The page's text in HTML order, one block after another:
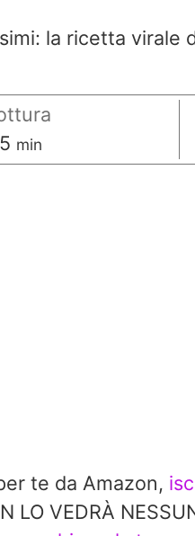
la ricetta virale
minuti
min
te da Amazon,
LO VEDRÀ